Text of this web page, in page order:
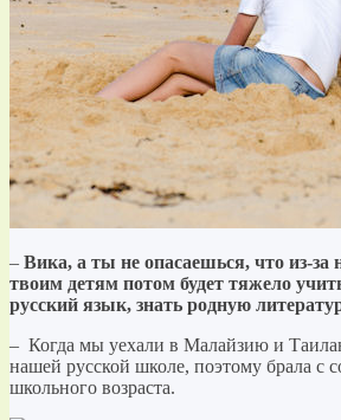
– Вика, а ты не опасаешься, что из-
твоим детям потом будет тяжело
русский язык, знать родную
– Когда мы уехали в Малайзию и
нашей русской школе, поэтому брала с
школьного возраста.